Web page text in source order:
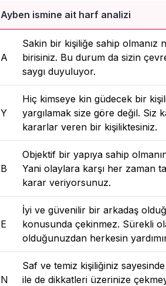
Ayben ismine ait harf analizi
A
Sakin bir kişiliğe sahip
birisiniz. Bu durum da sizin
saygı duyuluyor.
Y
Hiç kimseye kin güdecek bir
yargılamak size göre değil. Siz
kararlar veren bir kişiliktesiniz.
B
Objektif bir yapıya sahip
Yani olaylara karşı her zaman
karar veriyorsunuz.
E
İyi ve güvenilir bir arkadaş
konusunda çekinmez. Sürekli
olduğunuzdan herkesin
N
Saf ve temiz kişiliğiniz
ile de dikkatleri üzerinize